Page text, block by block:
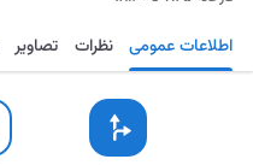
مسیریابی ذخیره اطلاعات عمومی نظرات تصاویر